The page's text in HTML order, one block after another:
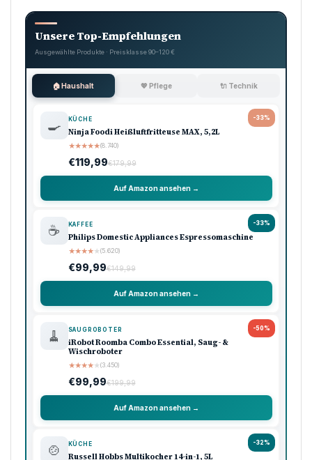
Unsere Top-Empfehlungen
Ausgewählte Produkte · Preisklasse 90–120 €
🏠 Haushalt 💖 Pflege 🔌 Technik
-33%
🍳 KÜCHE
Ninja Foodi Heißluftfritteuse MAX, 5,2L
★★★★★(8.740)
€119,99€179,99
Auf Amazon ansehen →
-33%
☕ KAFFEE
Philips Domestic Appliances Espressomaschine
★★★★★(5.620)
€99,99€149,99
Auf Amazon ansehen →
-50%
🧹 SAUGROBOTER
iRobot Roomba Combo Essential, Saug- &
Wischroboter
★★★★★(3.450)
€99,99€199,99
Auf Amazon ansehen →
-32%
🍲 KÜCHE
Russell Hobbs Multikocher 14-in-1, 5L